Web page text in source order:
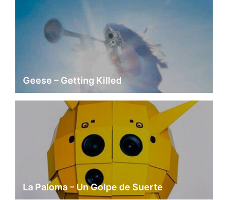
Geese – Getting Killed
La Paloma – Un Golpe de Suerte